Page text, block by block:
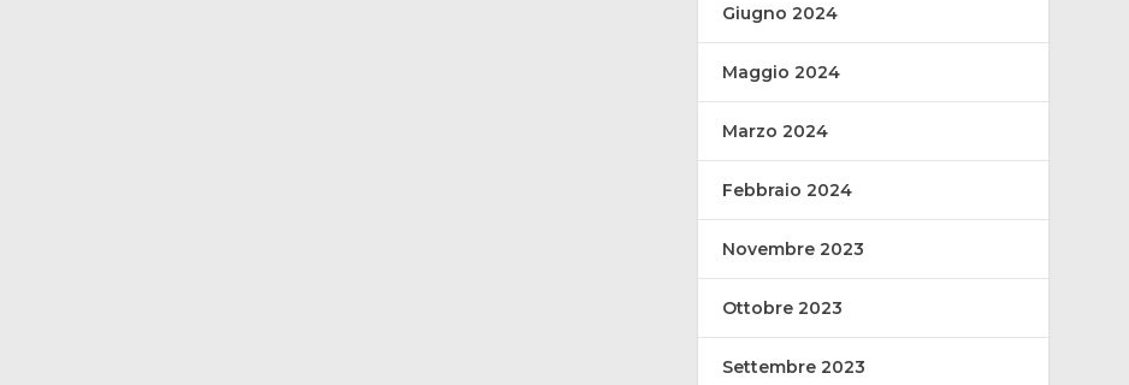
Giugno 2024
Maggio 2024
Marzo 2024
Febbraio 2024
Novembre 2023
Ottobre 2023
Settembre 2023